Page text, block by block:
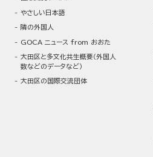
やさしい日本語
隣の外国人
GOCA ニュース from おおた
大田区と多文化共生概要（外国人
数などのデータなど）
大田区の国際交流団体